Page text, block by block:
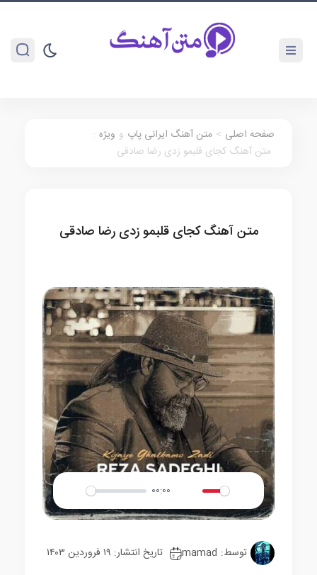
صفحه اصلی > متن آهنگ ایرانی پاپ و ویژه :
متن آهنگ کجای قلبمو زدی رضا صادقی
متن آهنگ کجای قلبمو زدی رضا صادقی
Play
00:00
Mute Settings
توسط: mamad
تاریخ انتشار: ۱۹ فروردین ۱۴۰۳